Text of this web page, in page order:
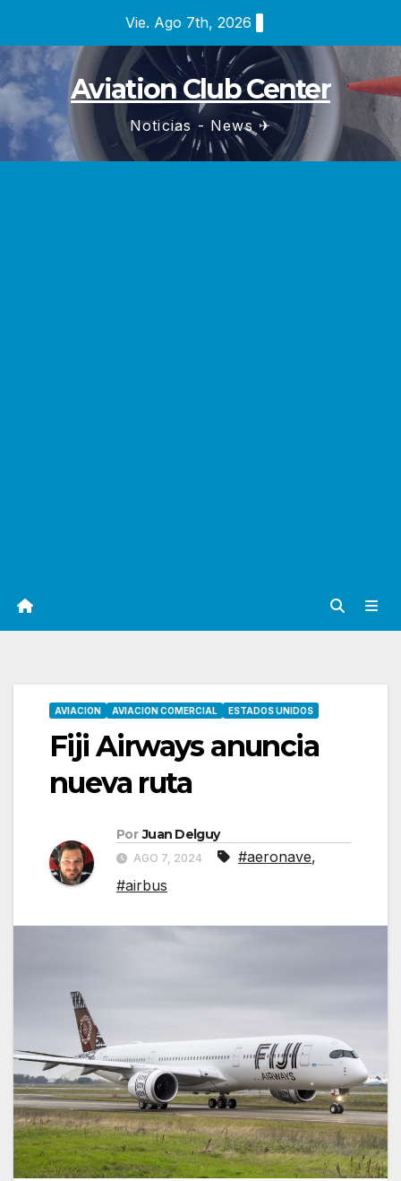
contenido
Vie. Ago 7th, 2026
Aviation Club Center
Noticias - News ✈
AVIACION AVIACION COMERCIAL ESTADOS UNIDOS
Fiji Airways anuncia
nueva ruta
Por Juan Delguy
AGO 7, 2024 #aeronave,
#airbus